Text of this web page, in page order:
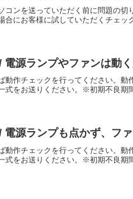
コンを送っていただく前に問題の
合にお客様に試していただくチェ
源ランプやファンは動
動作チェックを行ってください。
式をお送りください。※初期不良
源ランプも点かず、フ
動作チェックを行ってください。
式をお送りください。※初期不良